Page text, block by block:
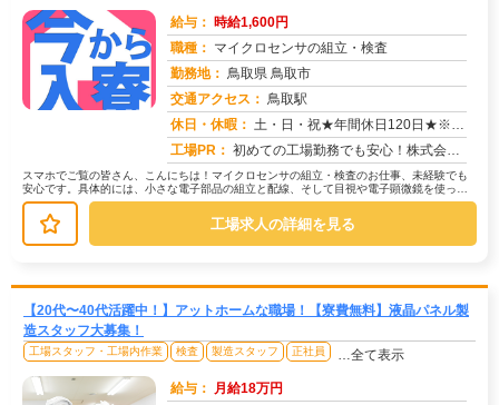
給与： 時給1,600円
職種： マイクロセンサの組立・検査
勤務地： 鳥取県 鳥取市
交通アクセス： 鳥取駅
休日・休暇： 土・日・祝★年間休日120日★※会社カレンダーによる【その他長期休暇あり】ゴールデンウィーク、夏季休暇、冬季休暇
工場PR： 初めての工場勤務でも安心！株式会社京栄センターで、新しい一歩を踏み出してみませんか？→ 家具付き寮が用意されている...
スマホでご覧の皆さん、こんにちは！マイクロセンサの組立・検査のお仕事、未経験でも
安心です。具体的には、小さな電子部品の組立と配線、そして目視や電子顕微鏡を使った
検査を行います。重いものを持つ作業...
工場求人の詳細を見る
【20代〜40代活躍中！】アットホームな職場！【寮費無料】液晶パネル製
造スタッフ大募集！
工場スタッフ・工場内作業 検査 製造スタッフ 正社員 …全て表示
給与： 月給18万円